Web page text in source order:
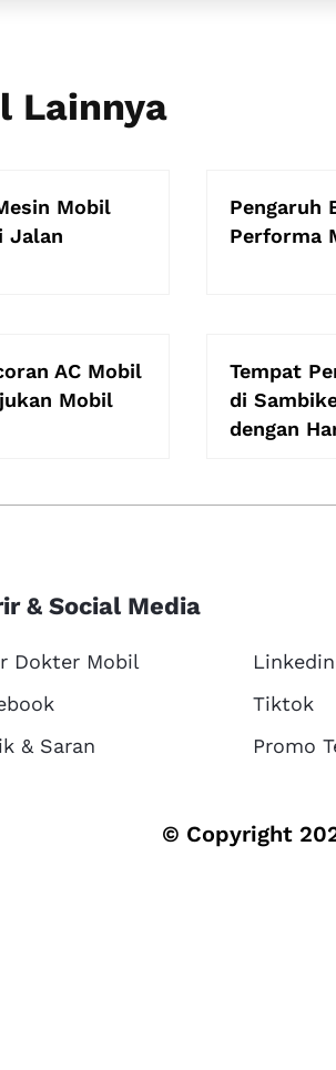
Lainnya
Mobil
Jalan
Pengaruh
Performa
AC Mobil
Mobil
Tempat
di
dengan
& Social Media
Dokter Mobil
Linkedin
Tiktok
& Saran
Promo
© Copyright